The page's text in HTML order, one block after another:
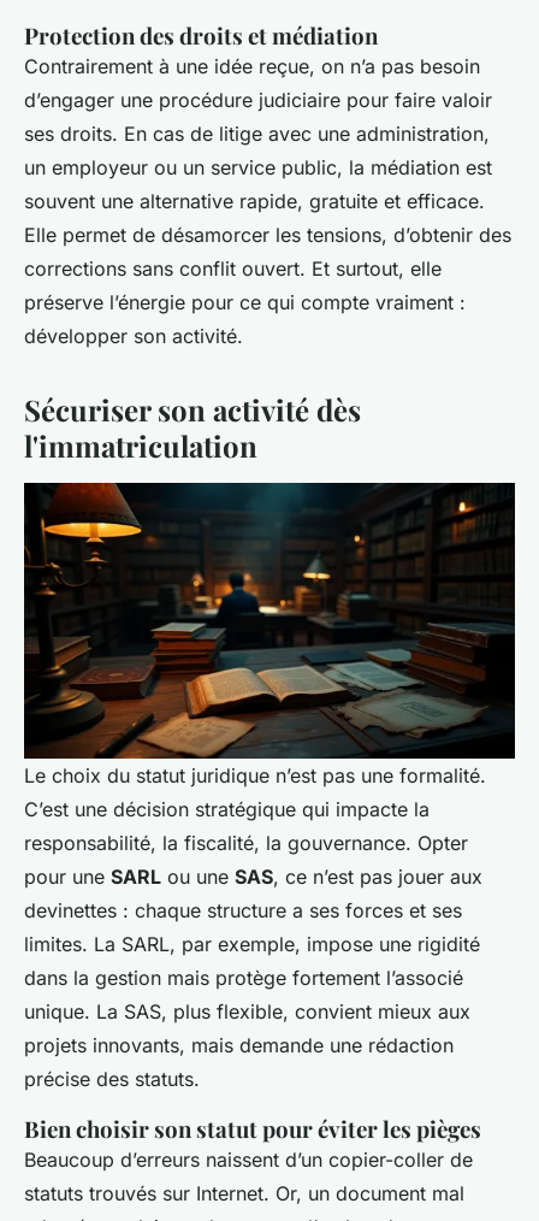
Protection des droits et médiation
Contrairement à une idée reçue, on n’a pas besoin
d’engager une procédure judiciaire pour faire valoir
ses droits. En cas de litige avec une administration,
un employeur ou un service public, la médiation est
souvent une alternative rapide, gratuite et efficace.
Elle permet de désamorcer les tensions, d’obtenir des
corrections sans conflit ouvert. Et surtout, elle
préserve l’énergie pour ce qui compte vraiment :
développer son activité.
Sécuriser son activité dès
l'immatriculation
Le choix du statut juridique n’est pas une formalité.
C’est une décision stratégique qui impacte la
responsabilité, la fiscalité, la gouvernance. Opter
pour une SARL ou une SAS, ce n’est pas jouer aux
devinettes : chaque structure a ses forces et ses
limites. La SARL, par exemple, impose une rigidité
dans la gestion mais protège fortement l’associé
unique. La SAS, plus flexible, convient mieux aux
projets innovants, mais demande une rédaction
précise des statuts.
Bien choisir son statut pour éviter les pièges
Beaucoup d’erreurs naissent d’un copier-coller de
statuts trouvés sur Internet. Or, un document mal